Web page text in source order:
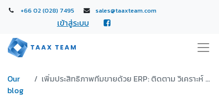
+66 02 (028) 7495 sales@taaxteam.com
เข้าสู่ระบบ
Our
blog
เพิ่มประสิทธิภาพทีมขายด้วย ERP: ติดตาม วิเคราะห์ และเติบโตอย่างยั่งยืน